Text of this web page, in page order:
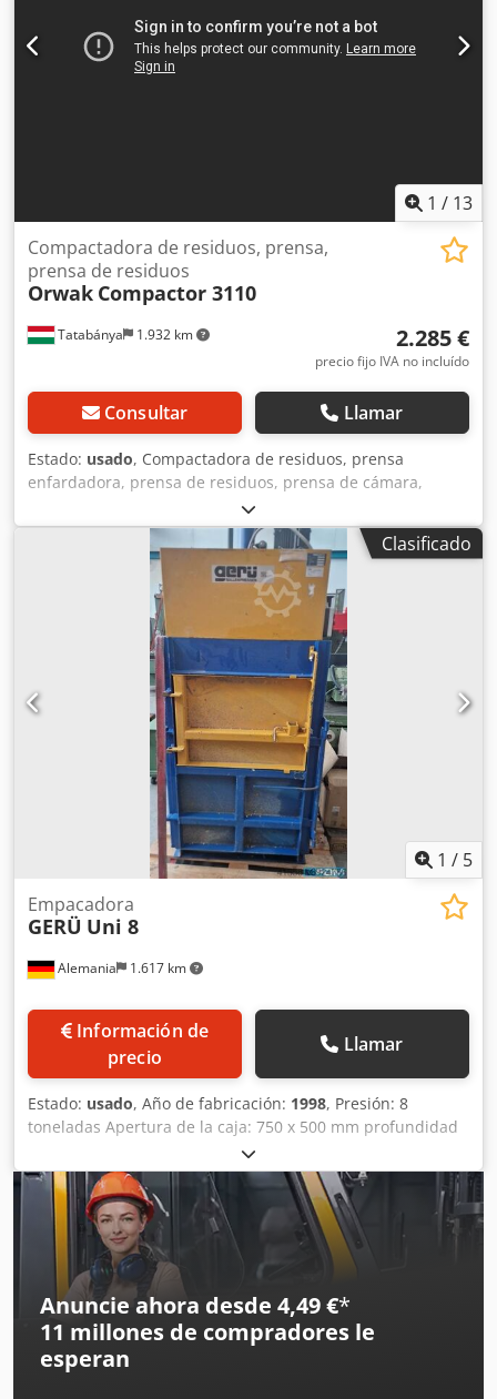
1 / 13
Tatabánya 1.932 km
Compactadora de residuos, prensa,
prensa de residuos
Orwak Compactor 3110
2.285 €
precio fijo IVA no incluído
Consultar Llamar
Estado: usado, Compactadora de residuos, prensa
enfardadora, prensa de residuos, prensa de cámara,
Orwak Compactor 3110, máquina usada Fabricante:
ORWAK (Sävsjö, Suecia) Tipo: Compactor 3110 N.º de serie:
105441 N.º de producto: 4903110-00 Dimensiones totales:
865 x 680 x 2050 mm -Fuerza de prensado: 4 t -Fecha de
fabricación: 2011-11 Cjdoy S Ui Dspfx Ah Ujha -Tensión:
230 V -Frecuencia: 50 Hz -Potencia: 1,1 kW -Corriente: 8,9 A
Clasificado
1 / 5
Alemania 1.617 km
Empacadora
GERÜ Uni 8
Información de
precio
Llamar
Estado: usado, Año de fabricación: 1998, Presión: 8
toneladas Apertura de la caja: 750 x 500 mm profundidad
de la caja: 450 mm Material: cartón, plástico - cartón
Tamaño de inserción: 690 x 500 mm Tensión: 230 / 50 V /
Hz Csdpsufudwofx Ah Uoha Dimensiones de transporte de
la máquina: 900 x 600 x 2150 mm
Anuncie ahora desde 4,49 €*
11 millones de compradores le
esperan